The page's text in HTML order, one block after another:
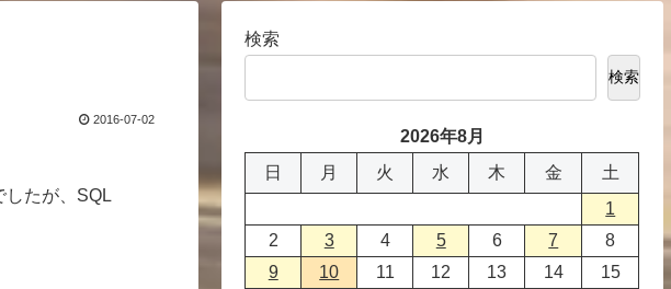
2016-07-02
したが、SQL
検索
検索
2026年8月
日
月 火 水 木 金
土
1
2
3 4 5 6 7
8
9
10 11 12 13 14
15